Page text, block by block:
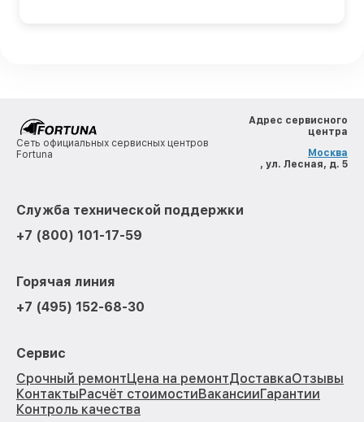
Сеть официальных сервисных центров
Fortuna
Адрес сервисного
центра
Москва
, ул. Лесная, д. 5
Служба технической поддержки
+7 (800) 101-17-59
Горячая линия
+7 (495) 152-68-30
Сервис
Срочный ремонтЦена на ремонтДоставкаОтзывы
КонтактыРасчёт стоимостиВакансииГарантии
Контроль качества